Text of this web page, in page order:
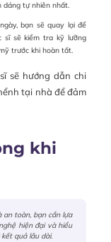
dáng tự nhiên nhất.
bạn sẽ quay lại để
sĩ sẽ kiểm tra kỹ lưỡng
trước khi hoàn tất.
sẽ hướng dẫn chi
tại nhà để đảm
khi
toàn, bạn cần lựa
hiện đại và hiểu
quả lâu dài.